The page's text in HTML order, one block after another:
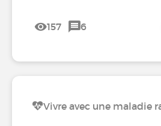
157 6
Vivre avec une maladie